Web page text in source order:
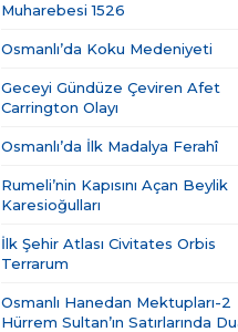
Muharebesi 1526
Osmanlı’da Koku Medeniyeti
Geceyi Gündüze Çeviren Afet
Carrington Olayı
Osmanlı’da İlk Madalya Ferahî
Rumeli’nin Kapısını Açan Beylik
Karesioğulları
İlk Şehir Atlası Civitates Orbis
Terrarum
Osmanlı Hanedan Mektupları-2
Hürrem Sultan’ın Satırlarında